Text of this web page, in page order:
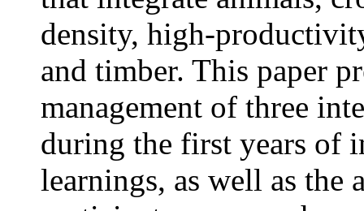
density, high-
and timber. This paper
management of three
during the first years of
learnings, as well as the